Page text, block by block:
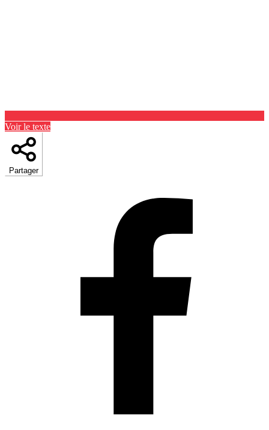
Voir le texte
Partager